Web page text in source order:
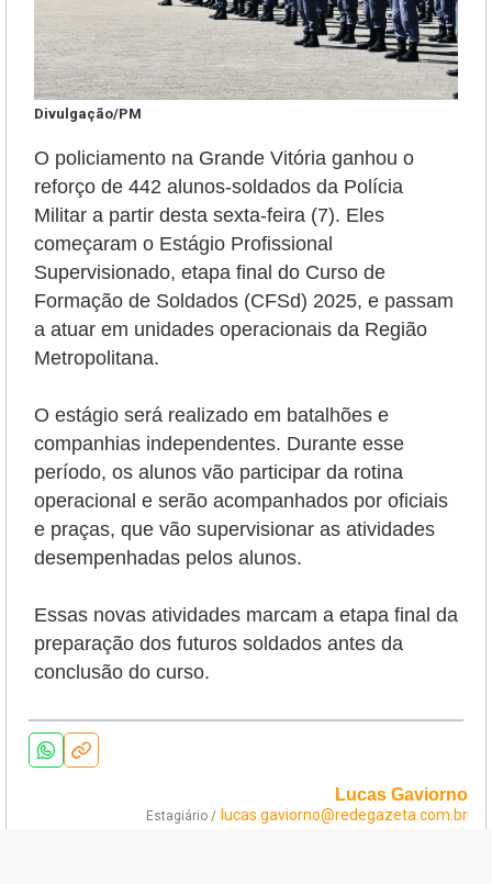
Divulgação/PM
O policiamento na Grande Vitória ganhou o
reforço de 442 alunos-soldados da Polícia
Militar a partir desta sexta-feira (7). Eles
começaram o Estágio Profissional
Supervisionado, etapa final do Curso de
Formação de Soldados (CFSd) 2025, e passam
a atuar em unidades operacionais da Região
Metropolitana.
O estágio será realizado em batalhões e
companhias independentes. Durante esse
período, os alunos vão participar da rotina
operacional e serão acompanhados por oficiais
e praças, que vão supervisionar as atividades
desempenhadas pelos alunos.
Essas novas atividades marcam a etapa final da
preparação dos futuros soldados antes da
conclusão do curso.
Lucas Gaviorno
Estagiário / lucas.gaviorno@redegazeta.com.br